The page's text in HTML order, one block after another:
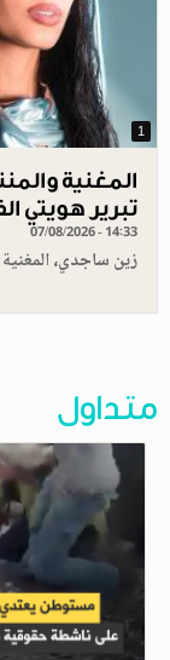
1
المغنية
تبرير هويتي
07/08/2026 - 14:33
زين ساجدي،
متداول